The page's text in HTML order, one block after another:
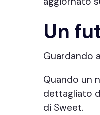
Un
Guardando
Quando un
dettagliato
di Sweet.